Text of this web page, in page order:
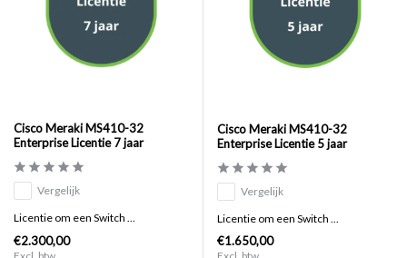
Cisco Meraki MS410-32
Enterprise Licentie 7 jaar
Vergelijk
Licentie om een Switch ...
€2.300,00
Cisco Meraki MS410-32
Enterprise Licentie 5 jaar
Vergelijk
Licentie om een Switch ...
€1.650,00